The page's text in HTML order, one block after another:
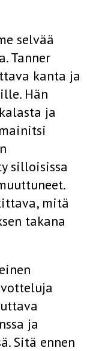
selvää
Tanner
kanta ja
Hän
ja
silloisissa
mitä
takana
ja
Sitä ennen